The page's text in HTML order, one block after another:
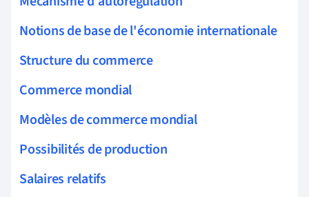
Notions de base de l'économie internationale
Structure du commerce
Commerce mondial
Modèles de commerce mondial
Possibilités de production
Salaires relatifs